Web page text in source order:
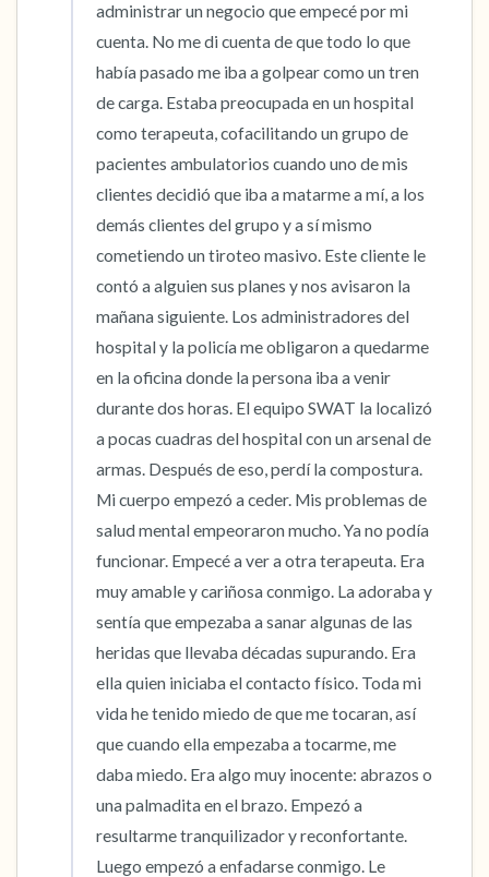
administrar un negocio que empecé por mi
cuenta. No me di cuenta de que todo lo que
había pasado me iba a golpear como un tren
de carga. Estaba preocupada en un hospital
como terapeuta, cofacilitando un grupo de
pacientes ambulatorios cuando uno de mis
clientes decidió que iba a matarme a mí, a los
demás clientes del grupo y a sí mismo
cometiendo un tiroteo masivo. Este cliente le
contó a alguien sus planes y nos avisaron la
mañana siguiente. Los administradores del
hospital y la policía me obligaron a quedarme
en la oficina donde la persona iba a venir
durante dos horas. El equipo SWAT la localizó
a pocas cuadras del hospital con un arsenal de
armas. Después de eso, perdí la compostura.
Mi cuerpo empezó a ceder. Mis problemas de
salud mental empeoraron mucho. Ya no podía
funcionar. Empecé a ver a otra terapeuta. Era
muy amable y cariñosa conmigo. La adoraba y
sentía que empezaba a sanar algunas de las
heridas que llevaba décadas supurando. Era
ella quien iniciaba el contacto físico. Toda mi
vida he tenido miedo de que me tocaran, así
que cuando ella empezaba a tocarme, me
daba miedo. Era algo muy inocente: abrazos o
una palmadita en el brazo. Empezó a
resultarme tranquilizador y reconfortante.
Luego empezó a enfadarse conmigo. Le